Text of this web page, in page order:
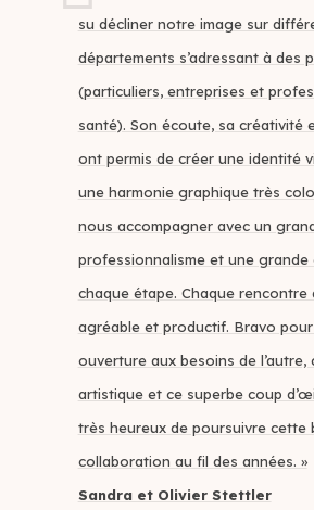
su décliner notre image sur
départements s’adressant à des
(particuliers, entreprises et
santé). Son écoute, sa créativité
ont permis de créer une identité
une harmonie graphique très
nous accompagner avec un
professionnalisme et une grande
chaque étape. Chaque rencontre
agréable et productif. Bravo
ouverture aux besoins de l’autre,
artistique et ce superbe coup
très heureux de poursuivre cette
collaboration au fil des années. »
Sandra et Olivier Stettler